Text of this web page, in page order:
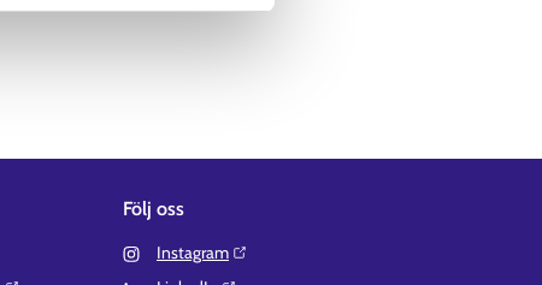
Följ oss
Instagram⁠